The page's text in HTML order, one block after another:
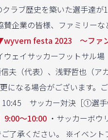
ラブ歴史を築いた選手達が
企業の皆様、ファミリーな
festa 2023 〜ファ
ウェイサッカーフットサル場
夫（代表）、浅野哲也（ア
なる場合がございます。ご
サッカー対決［①選
9:00〜10:00 ・サッカーボウ
了承ください。 ※イベント